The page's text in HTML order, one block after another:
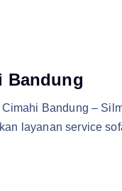
Bandung
Bandung –
layanan service